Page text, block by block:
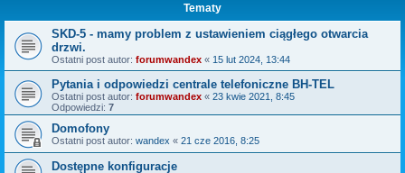
Tematy
SKD-5 - mamy problem z ustawieniem ciągłego otwarcia
drzwi.
Ostatni post autor: forumwandex « 15 lut 2024, 13:44
Pytania i odpowiedzi centrale telefoniczne BH-TEL
Ostatni post autor: forumwandex « 23 kwie 2021, 8:45
Odpowiedzi: 7
Domofony
Ostatni post autor: wandex « 21 cze 2016, 8:25
Dostępne konfiguracje